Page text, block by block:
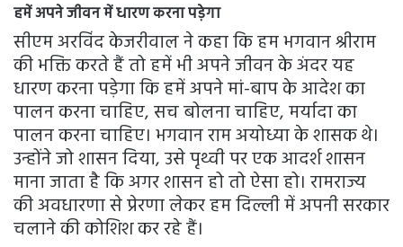
हमें अपने जीवन में धारण करना पड़ेगा
सीएम अरविंद केजरीवाल ने कहा कि हम भगवान श्रीराम
की भक्ति करते हैं तो हमें भी अपने जीवन के अंदर यह
धारण करना पड़ेगा कि हमें अपने मां-बाप के आदेश का
पालन करना चाहिए, सच बोलना चाहिए, मर्यादा का
पालन करना चाहिए। भगवान राम अयोध्या के शासक थे।
उन्होंने जो शासन दिया, उसे पृथ्वी पर एक आदर्श शासन
माना जाता है कि अगर शासन हो तो ऐसा हो। रामराज्य
की अवधारणा से प्रेरणा लेकर हम दिल्ली में अपनी सरकार
चलाने की कोशिश कर रहे हैं।